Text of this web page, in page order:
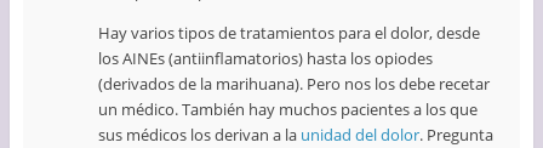
Hay varios tipos de tratamientos para el dolor, desde
los AINEs (antiinflamatorios) hasta los opiodes
(derivados de la marihuana). Pero nos los debe recetar
un médico. También hay muchos pacientes a los que
sus médicos los derivan a la unidad del dolor. Pregunta